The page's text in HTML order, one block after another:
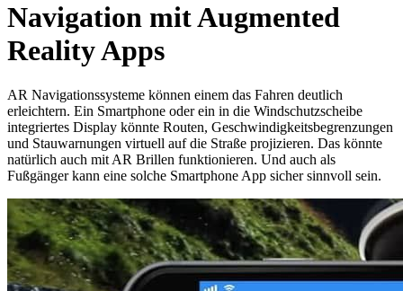
Navigation mit Augmented
Reality Apps
AR Navigationssysteme können einem das Fahren deutlich
erleichtern. Ein Smartphone oder ein in die Windschutzscheibe
integriertes Display könnte Routen, Geschwindigkeitsbegrenzungen
und Stauwarnungen virtuell auf die Straße projizieren. Das könnte
natürlich auch mit AR Brillen funktionieren. Und auch als
Fußgänger kann eine solche Smartphone App sicher sinnvoll sein.